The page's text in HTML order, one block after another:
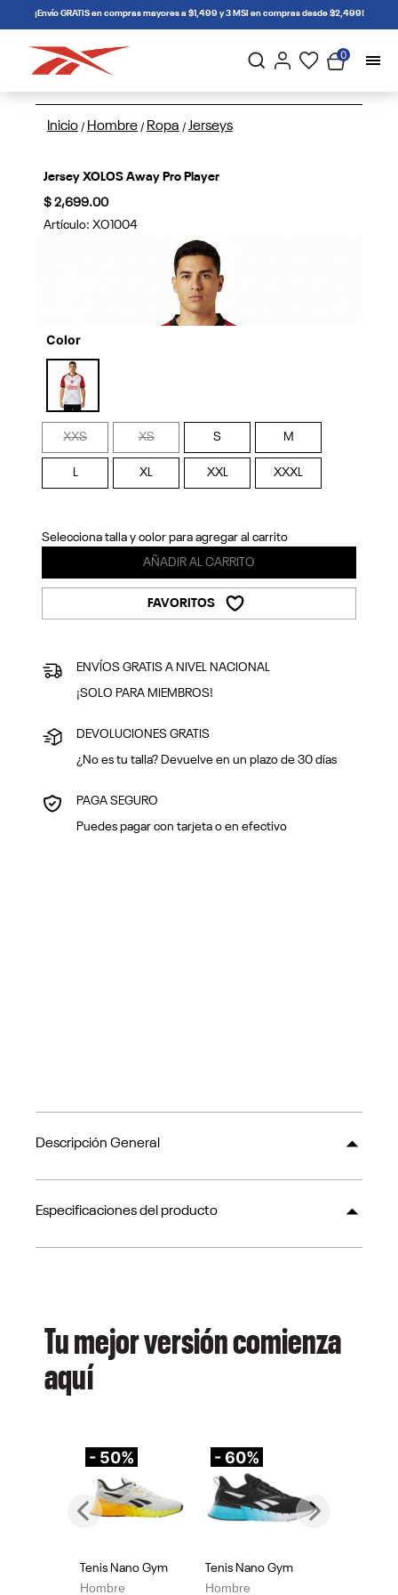
connectif¡Envío GRATIS en compras mayores a $1,499 y 3 MSI en compras desde $2,499!
0
Inicio / Hombre / Ropa / Jerseys
Jersey XOLOS Away Pro Player
$ 2,699.00
Artículo:XO1004
Previous
Color
selected
XXS XS S M
L XL XXL XXXL
Selecciona talla y color para agregar al carrito
AÑADIR AL CARRITO
FAVORITOS
ENVÍOS GRATIS A NIVEL NACIONAL
¡SOLO PARA MIEMBROS!
DEVOLUCIONES GRATIS
¿No es tu talla? Devuelve en un plazo de 30 días
PAGA SEGURO
Puedes pagar con tarjeta o en efectivo
Descripción General
Especificaciones del producto
Tu mejor versión comienza
aquí
- 50%
Tenis Nano Gym
Hombre
- 60%
Tenis Nano Gym
Hombre
Previous